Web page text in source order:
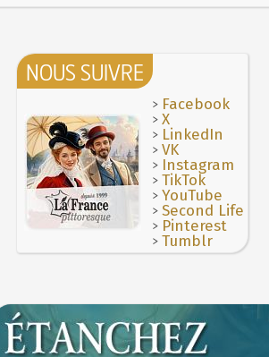
NOUS SUIVRE
> Facebook
>X
> LinkedIn
>VK
> Instagram
>TikTok
>YouTube
>Second Life
> Pinterest
>Tumblr